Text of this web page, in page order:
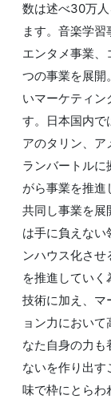
数は述べ30万
ます。音楽学
エンタメ事業
つの事業を展開
いマーケティン
す。日本国内で
アのタリン、ア
ランバートルに
がら事業を推進
共同し事業を展
は手に負えない
ンハウス化さ
を推進してい
技術に加え、マ
ョン力におい
なた自身の力も
ないを作り出
味で枠にとらわ